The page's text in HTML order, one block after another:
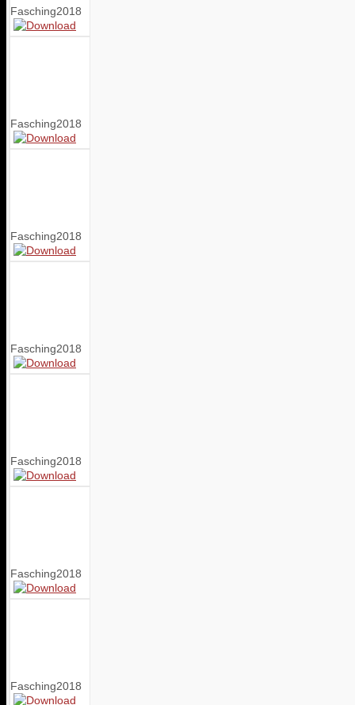
Fasching2018
Fasching2018
Fasching2018
Fasching2018
Fasching2018
Fasching2018
Fasching2018